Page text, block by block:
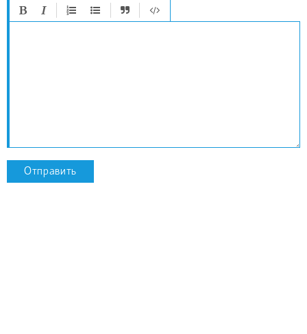
Отправить